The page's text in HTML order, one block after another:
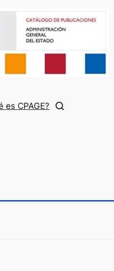
es CPAGE?